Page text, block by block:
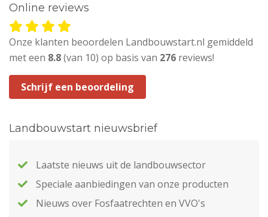
Online reviews
Onze klanten beoordelen Landbouwstart.nl gemiddeld
met een 8.8(van 10) op basis van 276 reviews!
Schrijf een beoordeling
Landbouwstart nieuwsbrief
Laatste nieuws uit de landbouwsector
Speciale aanbiedingen van onze producten
Nieuws over Fosfaatrechten en VVO's